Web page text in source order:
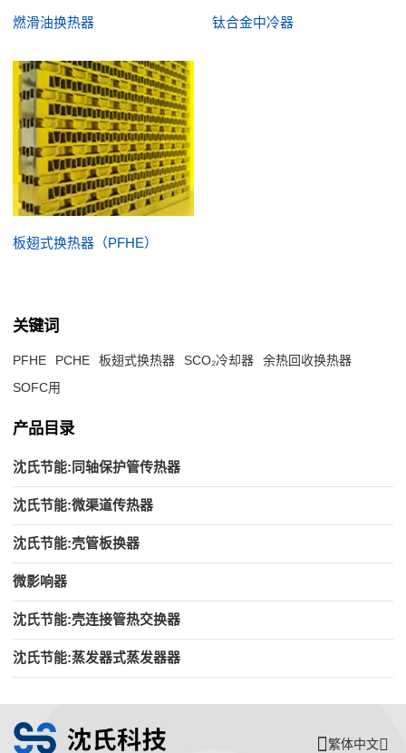
燃滑油换热器 钛合金中冷器
板翅式换热器（PFHE）
关键词
PFHE PCHE 板翅式换热器 SCO₂冷却器
余热回收换热器
SOFC用
产品目录
沈氏节能:同轴保护管传热器
沈氏节能:微渠道传热器
沈氏节能:壳管板换器
微影响器
沈氏节能:壳连接管热交换器
沈氏节能:蒸发器式蒸发器器
繁体中文